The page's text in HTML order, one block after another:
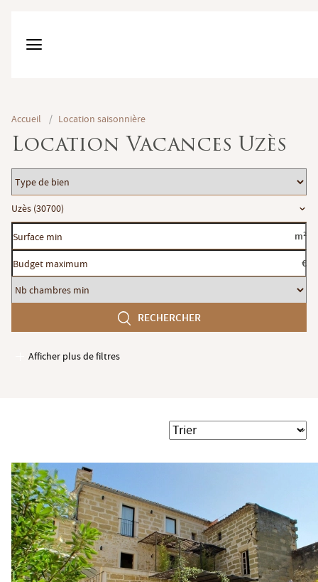
Accueil / Location saisonnière
Location Vacances Uzès
Type
de
bien
Localisation
Uzès (30700)
Surface
min
m²
Budget
maximum
€
Nb
chambres
RECHERCHER
Afficher plus de filtres
Garages / Parking
Terrasse
Jardin
Trier